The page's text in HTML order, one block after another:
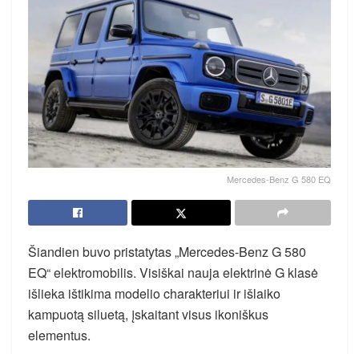
Mercedes-Benz G 580 EQ
Šiandien buvo pristatytas „Mercedes-Benz G 580
EQ“ elektromobilis. Visiškai nauja elektrinė G klasė
išlieka ištikima modelio charakteriui ir išlaiko
kampuotą siluetą, įskaitant visus ikoniškus
elementus.